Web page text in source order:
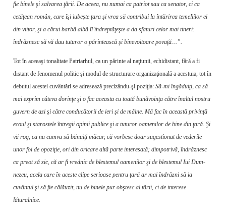
fie binele şi salvarea ţării. De aceea, nu numai ca patriot sau ca senator, ci ca
cetăţean român, care îşi iubeşte ţara şi vrea să contribui la întărirea temeliilor ei
din viitor, şi a cărui barbă albă îl îndreptăţeşte a da sfaturi celor mai tineri:
îndrăznesc să vă dau tuturor o părintească şi binevoitoare povaţă…”.
Tot în aceeaşi tonalitate Patriarhul, ca un părinte al naţiunii, echidistant, fără a fi
distant de fenomenul politic şi modul de structurare organizaţională a acestuia, tot în
debutul acestei cuvântări se adresează precizându-şi poziţia: Să-mi îngăduiţi, ca să
mai exprim câteva dorinţe şi o fac aceasta cu toată bună­voinţa către înaltul nostru
guvern de azi şi către conducătorii de ieri şi de mâine. Mă fac în această privinţă
ecoul şi starostele în­tregii opinii publice şi a tuturor oamenilor de bine din ţară. Şi
vă rog, ca nu cumva să bănuiţi măcar, că vorbesc doar sugestionat de vederile
unor foi de opoziţie, ori din ori­care altă parte interesată; dimpotrivă, îndrăznesc
ca preot să zic, că ar fi vrednic de blestemul oamenilor şi de blestemul Iui Dum­
nezeu, acela care în aceste clipe serioase pentru ţară ar mai îndrăzni să ia
cuvântul şi să fie călăuzit, nu de binele pur obştesc al tării, ci de interese
lăturalnice.